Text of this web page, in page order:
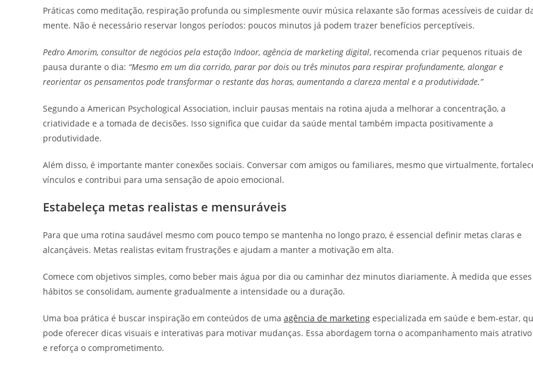
Práticas como meditação, respiração profunda ou simplesmente ouvir música relaxante são formas acessíveis de cuidar
mente. Não é necessário reservar longos períodos: poucos minutos já podem trazer benefícios perceptíveis.
Pedro Amorim, consultor de negócios pela estação Indoor, agência de marketing digital, recomenda criar pequenos rituais de
pausa durante o dia: “Mesmo em um dia corrido, parar por dois ou três minutos para respirar profundamente, alongar e
reorientar os pensamentos pode transformar o restante das horas, aumentando a clareza mental e a produtividade.”
Segundo a American Psychological Association, incluir pausas mentais na rotina ajuda a melhorar a concentração, a
criatividade e a tomada de decisões. Isso significa que cuidar da saúde mental também impacta positivamente a
produtividade.
Além disso, é importante manter conexões sociais. Conversar com amigos ou familiares, mesmo que virtualmente,
vínculos e contribui para uma sensação de apoio emocional.
Estabeleça metas realistas e mensuráveis
Para que uma rotina saudável mesmo com pouco tempo se mantenha no longo prazo, é essencial definir metas claras e
alcançáveis. Metas realistas evitam frustrações e ajudam a manter a motivação em alta.
Comece com objetivos simples, como beber mais água por dia ou caminhar dez minutos diariamente. À medida que esses
hábitos se consolidam, aumente gradualmente a intensidade ou a duração.
Uma boa prática é buscar inspiração em conteúdos de uma agência de marketing especializada em saúde e bem-estar,
pode oferecer dicas visuais e interativas para motivar mudanças. Essa abordagem torna o acompanhamento mais atrativo
e reforça o comprometimento.